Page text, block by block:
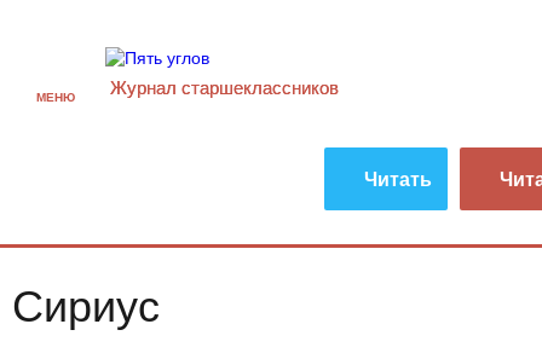
МЕНЮ Журнал старшекласcников
Читать
Сириус